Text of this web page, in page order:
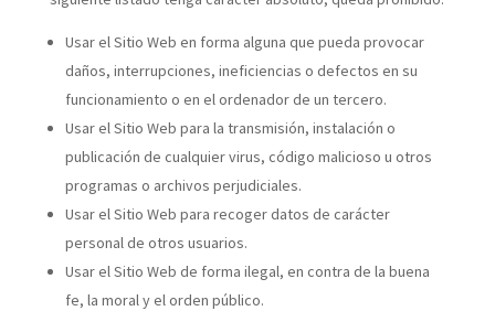
Usar el Sitio Web en forma alguna que pueda provocar
daños, interrupciones, ineficiencias o defectos en su
funcionamiento o en el ordenador de un tercero.
Usar el Sitio Web para la transmisión, instalación o
publicación de cualquier virus, código malicioso u otros
programas o archivos perjudiciales.
Usar el Sitio Web para recoger datos de carácter
personal de otros usuarios.
Usar el Sitio Web de forma ilegal, en contra de la buena
fe, la moral y el orden público.